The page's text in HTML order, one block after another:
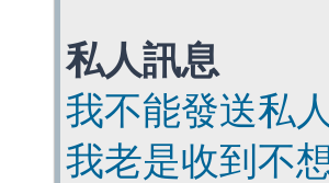
私人訊息
我不能發送私
我老是收到不